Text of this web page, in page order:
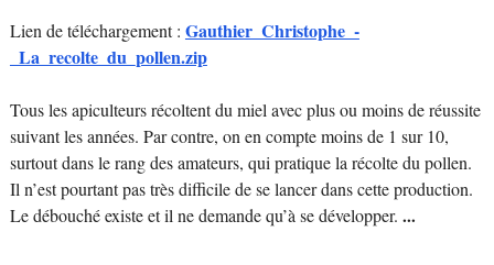
Lien de téléchargement : Gauthier_Christophe_-
_La_recolte_du_pollen.zip
Tous les apiculteurs récoltent du miel avec plus ou moins de réussite
suivant les années. Par contre, on en compte moins de 1 sur 10,
surtout dans le rang des amateurs, qui pratique la récolte du pollen.
Il n’est pourtant pas très difficile de se lancer dans cette production.
Le débouché existe et il ne demande qu’à se développer. ...